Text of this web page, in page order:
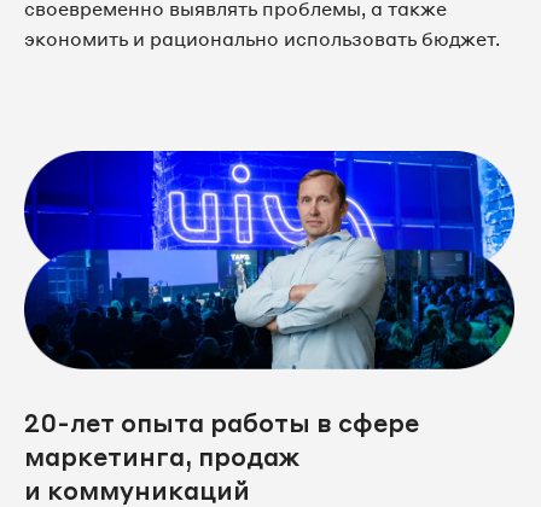
своевременно выявлять проблемы, а также
экономить и рационально использовать бюджет.
20-лет опыта работы в сфере
маркетинга, продаж
и коммуникаций